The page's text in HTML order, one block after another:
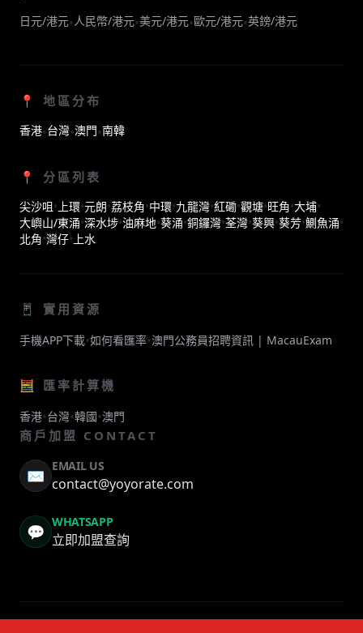
日元/港元•人民幣/港元•美元/港元•歐元/港元•英鎊/港元
📍 地區分布
香港•台灣•澳門•南韓
📍 分區列表
尖沙咀• 上環•元朗•荔枝角•中環•九龍灣•紅磡•觀塘•旺角•大埔•
大嶼山/東涌•深水埗•油麻地•葵涌•銅鑼灣•荃灣•葵興•葵芳•鰂魚涌•
北角•灣仔• 上水
📱 實用資源
手機APP下載•如何看匯率•澳門公務員招聘資訊 | MacauExam
🧮 匯率計算機
香港•台灣•韓國•澳門
商戶加盟 CONTACT
✉️ EMAIL US
contact@yoyorate.com
💬 WHATSAPP
立即加盟查詢